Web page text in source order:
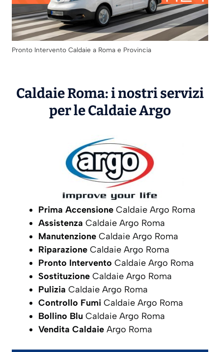
Pronto Intervento Caldaie a Roma e Provincia
Caldaie Roma: i nostri servizi
per le CaldaieArgo
Prima Accensione Caldaie Argo Roma
Assistenza Caldaie Argo Roma
Manutenzione Caldaie Argo Roma
Riparazione Caldaie Argo Roma
Pronto Intervento Caldaie Argo Roma
Sostituzione Caldaie Argo Roma
Pulizia Caldaie Argo Roma
Controllo Fumi Caldaie Argo Roma
Bollino Blu Caldaie Argo Roma
Vendita Caldaie Argo Roma